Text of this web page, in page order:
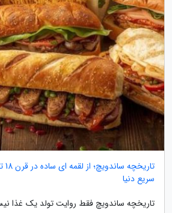
سریع دنیا
تاریخچه ساندویچ فقط روایت تولد یک غذا